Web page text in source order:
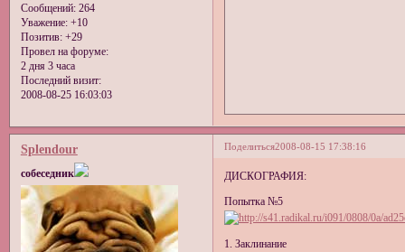
Сообщений:264
Уважение: +10
Позитив: +29
Провел на форуме:
2 дня 3 часа
Последний визит:
2008-08-25 16:03:03
Поделиться2008-08-15 17:38:16
Splendour
собеседник ДИСКОГРАФИЯ:
Попытка №5
1. Заклинание